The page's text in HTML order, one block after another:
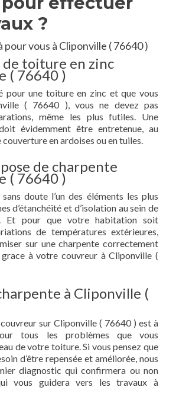
?
pour vous à Cliponville ( 76640 )
toiture en zinc
( 76640 )
pour une toiture en zinc et que vous
( 76640 ), vous ne devez pas
même les plus futiles. Une
évidemment être entretenue, au
couverture en ardoises ou en tuiles.
de charpente
( 76640 )
doute l’un des éléments les plus
d’étanchéité et d’isolation au sein de
Et pour que votre habitation soit
de températures extérieures,
sur une charpente correctement
à votre couvreur à Cliponville (
à Cliponville (
sur Cliponville ( 76640 ) est à
tous les problèmes que vous
de votre toiture. Si vous pensez que
d’être repensée et améliorée, nous
diagnostic qui confirmera ou non
vous guidera vers les travaux à